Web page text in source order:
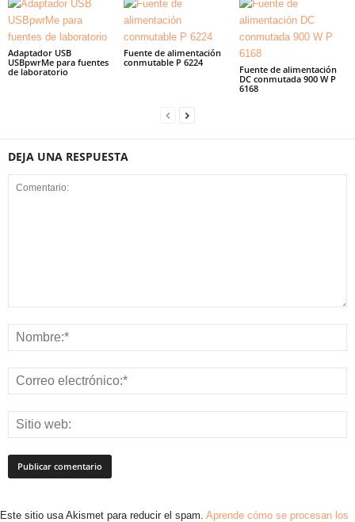
Adaptador USB
USBpwrMe para fuentes
de laboratorio
Fuente de alimentación
conmutable P 6224
Fuente de alimentación
DC conmutada 900 W P
6168
DEJA UNA RESPUESTA
Este sitio usa Akismet para reducir el spam. Aprende cómo se procesan los